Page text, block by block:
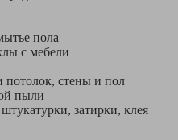
пола
с мебели
потолок, стены и пол
пыли
затирки, клея